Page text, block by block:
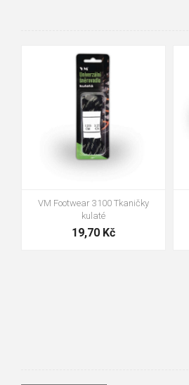
VM Footwear 3100 Tkaničky
kulaté
19,70 Kč
125cm